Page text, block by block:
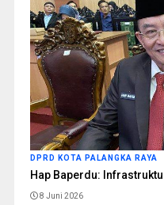
DPRD KOTA PALANGKA RAYA
Hap Baperdu:
8 Juni 2026